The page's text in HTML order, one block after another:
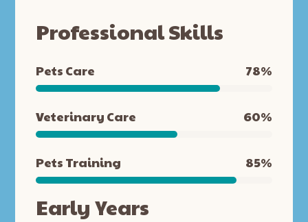
Professional Skills
Pets Care 78%
Veterinary Care 60%
Pets Training 85%
Early Years